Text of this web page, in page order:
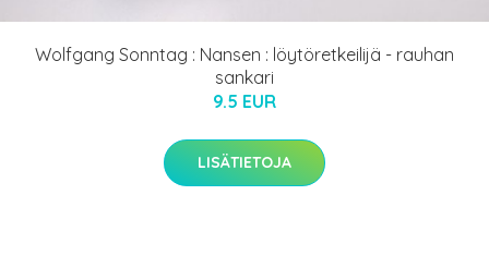
Wolfgang Sonntag : Nansen : löytöretkeilijä - rauhan
sankari
9.5 EUR
LISÄTIETOJA